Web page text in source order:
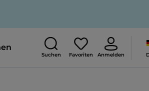
Suchen Favoriten Anmelden